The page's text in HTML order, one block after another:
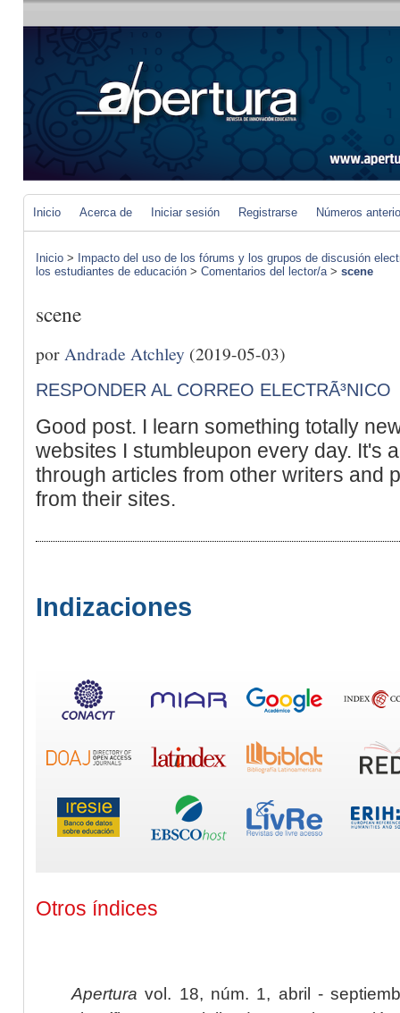
Inicio Acerca de Iniciar sesión Registrarse Números
Inicio > Impacto del uso de los fórums y los grupos de discusión
los estudiantes de educación > Comentarios del lector/a> scene
scene
por Andrade Atchley (2019-05-03)
RESPONDER AL CORREO ELECTRÃ³NICO
Good post. I learn something totally
websites I stumbleupon every day. It's
through articles from other writers and
from their sites.
Indizaciones
Otros índices
Apertura vol. 18, núm. 1, abril -